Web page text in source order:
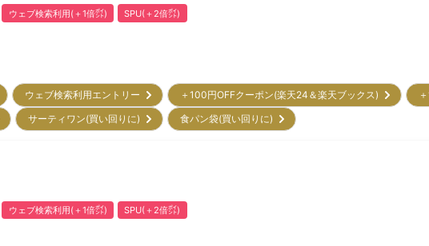
ウェブ検索利用(＋1倍㌽) SPU(＋2倍㌽)
ウェブ検索利用エントリー ＋100円OFFクーポン(楽天24＆楽天ブックス)
サーティワン(買い回りに) 食パン袋(買い回りに)
ウェブ検索利用(＋1倍㌽) SPU(＋2倍㌽)